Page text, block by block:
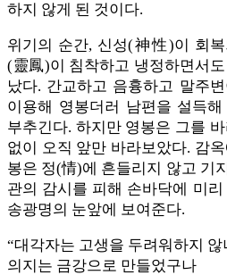
하지 않게 된 것이다.
위기의 순간, 신성(神性)이 회
(靈鳳)이 침착하고 냉정하면서
났다. 간교하고 음흉하고 말주
이용해 영봉더러 남편을 설득
부추긴다. 하지만 영봉은 그를
없이 오직 앞만 바라보았다. 감
봉은 정(情)에 흔들리지 않고 기
관의 감시를 피해 손바닥에 미
송광명의 눈앞에 보여준다.
“대각자는 고생을 두려워하지 않
의지는 금강으로 만들었구나